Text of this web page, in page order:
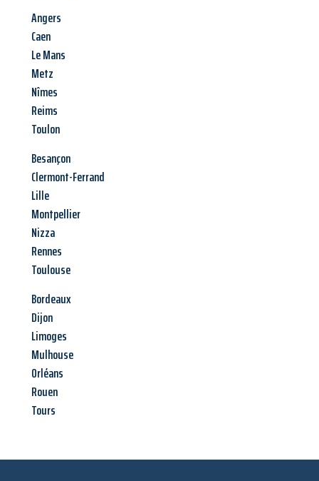
Angers
Caen
Le Mans
Metz
Nîmes
Reims
Toulon
Besançon
Clermont-Ferrand
Lille
Montpellier
Nizza
Rennes
Toulouse
Bordeaux
Dijon
Limoges
Mulhouse
Orléans
Rouen
Tours